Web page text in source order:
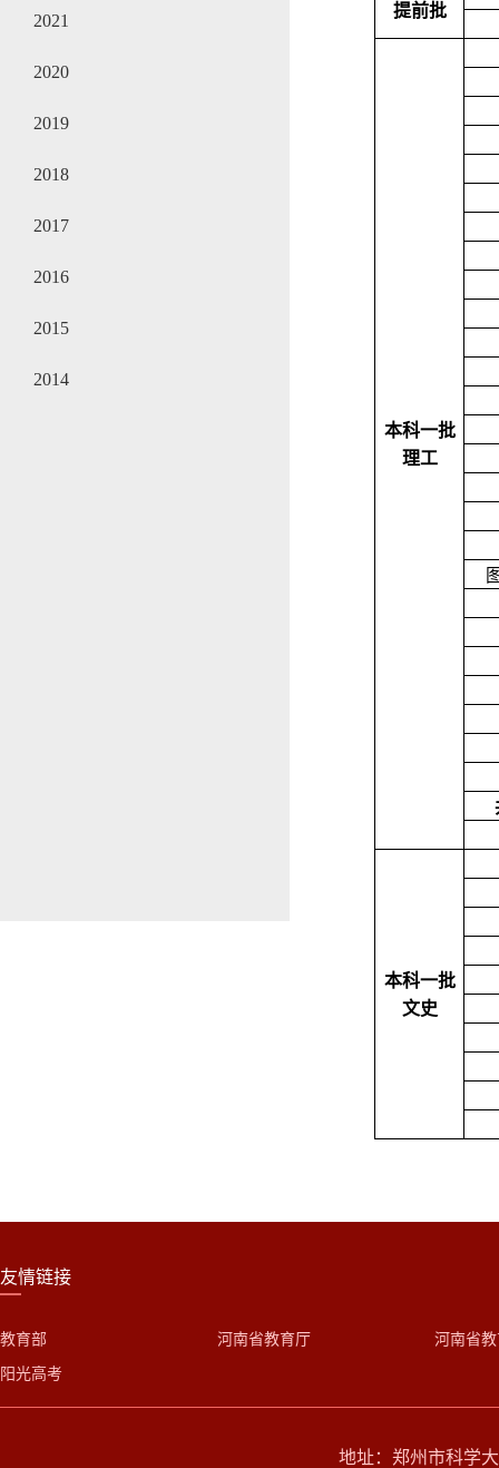
2021
2020
2019
2018
2017
2016
2015
2014
提前批
本科一批
理工
本科一批
文史
友情链接
教育部
阳光高考
河南省教育厅 河南省
地址：郑州市科学